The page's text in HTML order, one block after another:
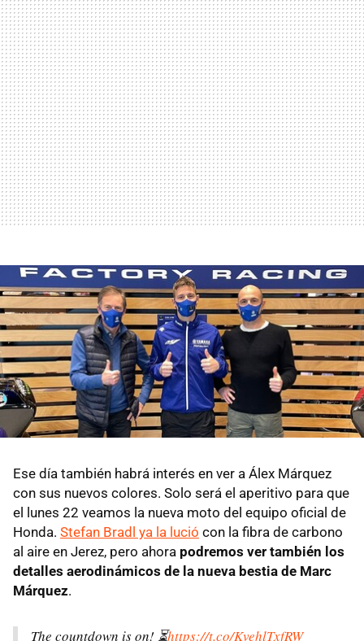
Ese día también habrá interés en ver a Álex Márquez
con sus nuevos colores. Solo será el aperitivo para que
el lunes 22 veamos la nueva moto del equipo oficial de
Honda. Stefan Bradl ya la lució con la fibra de carbono
al aire en Jerez, pero ahora podremos ver también los
detalles aerodinámicos de la nueva bestia de Marc
Márquez.
The countdown is on! ⏳https://t.co/KvehlTxfRW